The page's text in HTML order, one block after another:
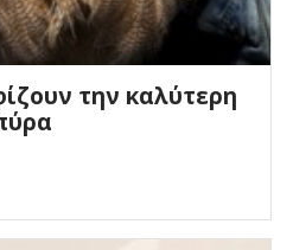
την καλύτερη